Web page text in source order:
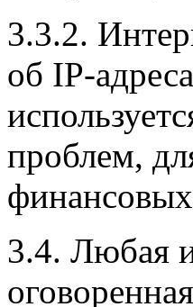
3.3.2.
об IP-
проблем,
3.4. Любая